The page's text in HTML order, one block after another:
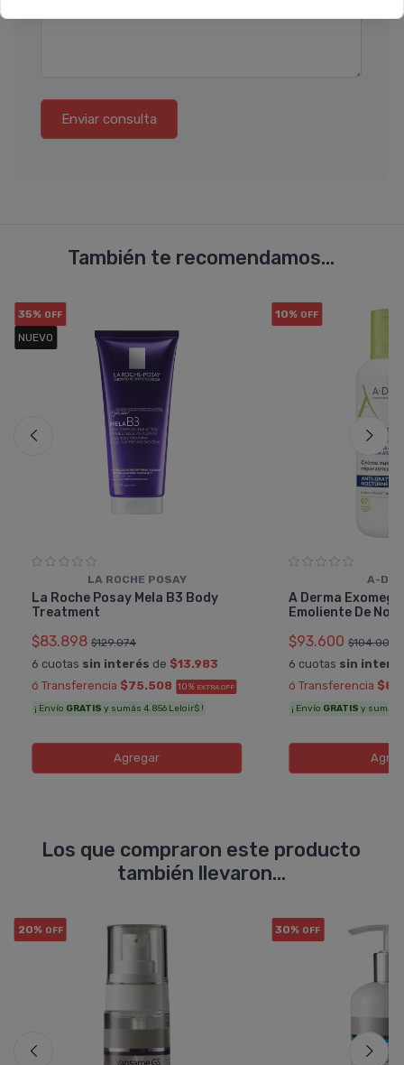
Enviar consulta
También te recomendamos...
35% OFF
NUEVO
LA ROCHE POSAY
La Roche Posay Mela B3 Body
Treatment
$83.898 $129.074
6 cuotas sin interés de $13.983
ó Transferencia $75.508 10% EXTRA OFF
¡ Envío GRATIS y sumás 4.856 Leloir$ !
Agregar
10% OFF
A-
A Derma
Emoliente De
$93.600 $104.000
6 cuotas sin
ó Transferencia
¡ Envío GRATIS y sumás
Los que compraron este producto
también llevaron...
20% OFF 30% OFF